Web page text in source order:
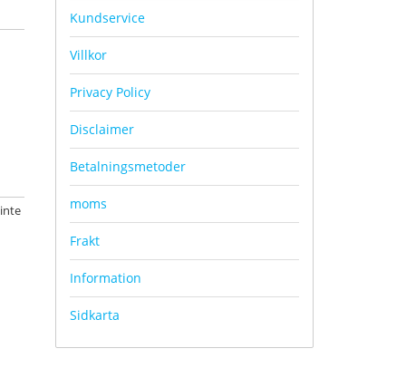
Kundservice
Villkor
Privacy Policy
Disclaimer
Betalningsmetoder
moms
Frakt
Information
Sidkarta